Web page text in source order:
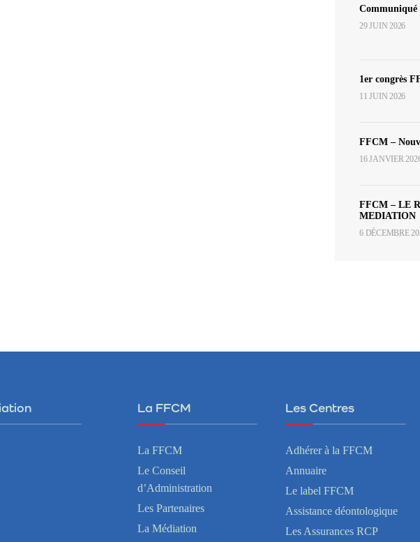
Communiqué
29 JUIN 2026
1er congrès
11 JUIN 2026
FFCM –
16 JANVIER
FFCM – LE
MEDIATION
6 DÉCEMBRE
La FFCM
La FFCM
Le Conseil
d’Administration
Les Partenaires
La Médiation
Les Centres
Adhérer à la FFCM
Annuaire
Le label FFCM
Assistance déontologique
Les Assurances RCP